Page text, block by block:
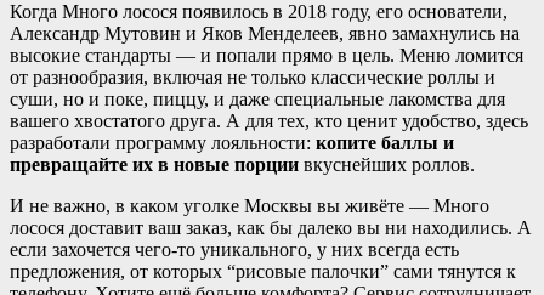
Когда Много лосося появилось в 2018 году, его основатели,
Александр Мутовин и Яков Менделеев, явно замахнулись на
высокие стандарты — и попали прямо в цель. Меню ломится
от разнообразия, включая не только классические роллы и
суши, но и поке, пиццу, и даже специальные лакомства для
вашего хвостатого друга. А для тех, кто ценит удобство, здесь
разработали программу лояльности: копите баллы и
превращайте их в новые порции вкуснейших роллов.
И не важно, в каком уголке Москвы вы живёте — Много
лосося доставит ваш заказ, как бы далеко вы ни находились. А
если захочется чего-то уникального, у них всегда есть
предложения, от которых “рисовые палочки” сами тянутся к